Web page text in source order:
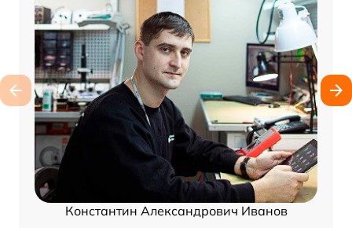
Константин Александрович Иванов